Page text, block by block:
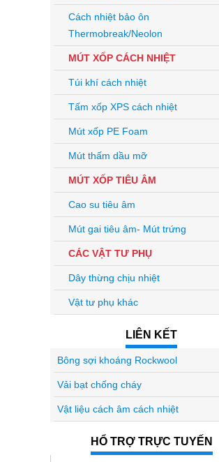
Cách nhiệt bảo ôn
Thermobreak/Neolon
MÚT XỐP CÁCH NHIỆT
Túi khí cách nhiệt
Tấm xốp XPS cách nhiệt
Mút xốp PE Foam
Mút thấm dầu mỡ
MÚT XỐP TIÊU ÂM
Cao su tiêu âm
Mút gai tiêu âm- Mút trứng
CÁC VẬT TƯ PHỤ
Dây thừng chịu nhiệt
Vật tư phụ khác
LIÊN KẾT
Bông sợi khoáng Rockwool
Vải bạt chống cháy
Vật liệu cách âm cách nhiệt
HỔ TRỢ TRỰC TUYẾN